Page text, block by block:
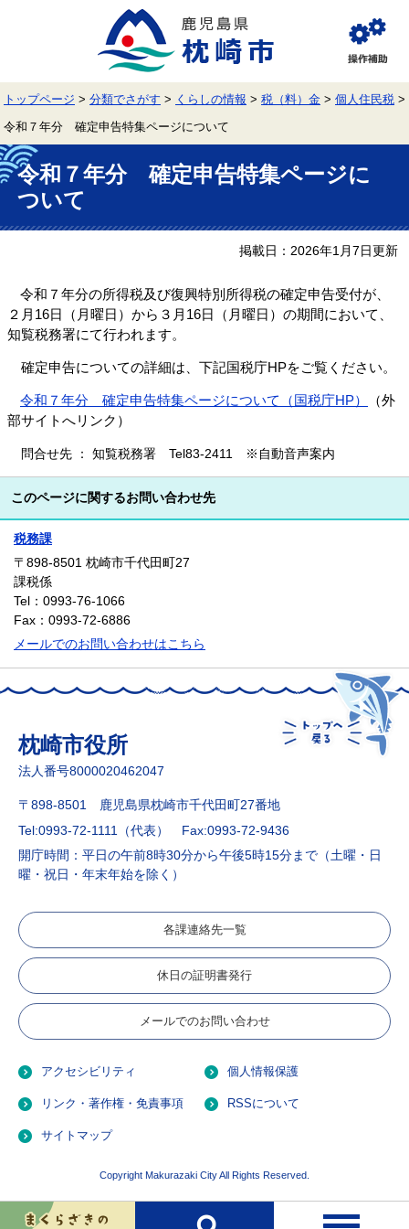
で
す。
ば
し
本
文
へ
覧
補
助
トップページ > 分類でさがす > くらしの情報 > 税（料）金 > 個人住民税 >
令和７年分 確定申告特集ページについて
本
文 令和７年分 確定申告特集ページに
ついて
掲載日：2026年1月7日更新
令和７年分の所得税及び復興特別所得税の確定申告受付が、
２月16日（月曜日）から３月16日（月曜日）の期間において、
知覧税務署にて行われます。
確定申告についての詳細は、下記国税庁HPをご覧ください。
令和７年分 確定申告特集ページについて（国税庁HP）
（外
部サイトへリンク）
問合せ先 ： 知覧税務署 Tel83-2411 ※自動音声案内
このページに関するお問い合わせ先
税務課
〒898-8501 枕崎市千代田町27
課税係
Tel：0993-76-1066
Fax：0993-72-6886
メールでのお問い合わせはこちら
枕崎市役所
法人番号8000020462047
〒898-8501 鹿児島県枕崎市千代田町27番地
Tel:0993-72-1111（代表）
Fax:0993-72-9436
開庁時間：平日の午前8時30分から午後5時15分まで（土曜・日
曜・祝日・年末年始を除く）
各課連絡先一覧
休日の証明書発行
メールでのお問い合わせ
アクセシビリティ 個人情報保護
リンク・著作権・免責事項 RSSについて
サイトマップ
Copyright Makurazaki City All Rights Reserved.